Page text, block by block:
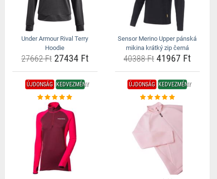
Under Armour Rival Terry
Hoodie
27662 Ft27434 Ft
Sensor Merino Upper pánská
mikina krátký zip černá
40388 Ft41967 Ft
ÚJDONSÁG KEDVEZMÉNY ÚJDONSÁG KEDVEZMÉNY